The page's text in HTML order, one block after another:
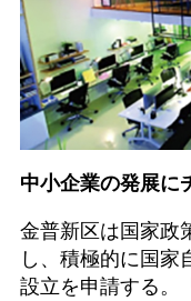
中小企業の発展に
金普新区は国家政
し、積極的に国家
設立を申請する。